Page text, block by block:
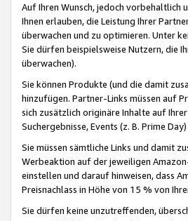
Auf Ihren Wunsch, jedoch vorbehaltlich
Ihnen erlauben, die Leistung Ihrer
überwachen und zu optimieren. Unter
Sie dürfen beispielsweise Nutzern, die
überwachen).
Sie können Produkte (und die damit
hinzufügen. Partner-Links müssen auf
sich zusätzlich originäre Inhalte auf
Suchergebnisse, Events (z. B. Prime
Sie müssen sämtliche Links und damit
Werbeaktion auf der jeweiligen
einstellen und darauf hinweisen, dass
Preisnachlass in Höhe von 15 % von
Sie dürfen keine unzutreffenden,